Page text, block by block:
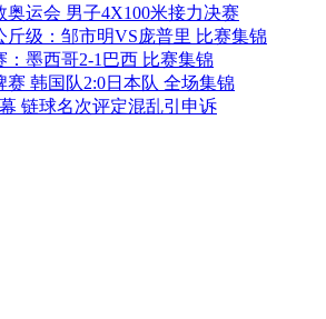
奥运会 男子4X100米接力决赛
斤级：邹市明VS庞普里 比赛集锦
：墨西哥2-1巴西 比赛集锦
赛 韩国队2:0日本队 全场集锦
链球名次评定混乱引申诉